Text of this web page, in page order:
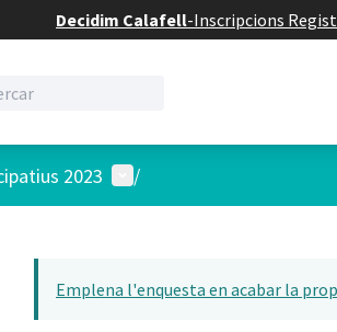
Decidim Calafell-Inscripcions
2023 Menú d'usuari
/
Emplena l'enquesta en acabar la